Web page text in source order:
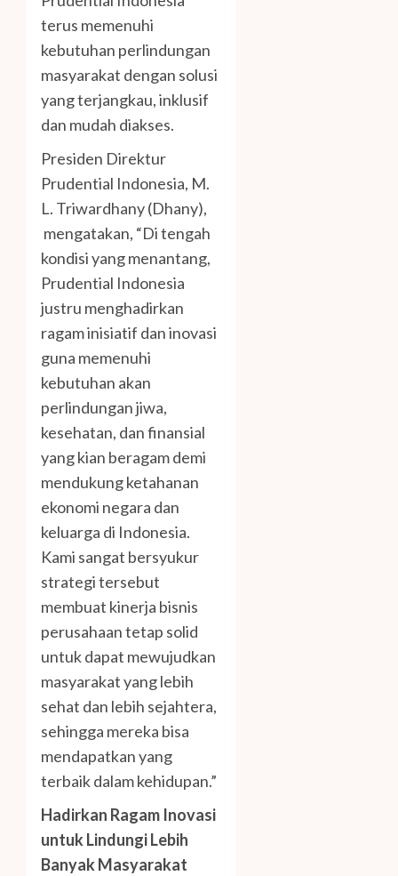
terus memenuhi
kebutuhan perlindungan
masyarakat dengan solusi
yang terjangkau, inklusif
dan mudah diakses.
Presiden Direktur
Prudential Indonesia, M.
L. Triwardhany (Dhany),
mengatakan, “Di tengah
kondisi yang menantang,
Prudential Indonesia
justru menghadirkan
ragam inisiatif dan inovasi
guna memenuhi
kebutuhan akan
perlindungan jiwa,
kesehatan, dan finansial
yang kian beragam demi
mendukung ketahanan
ekonomi negara dan
keluarga di Indonesia.
Kami sangat bersyukur
strategi tersebut
membuat kinerja bisnis
perusahaan tetap solid
untuk dapat mewujudkan
masyarakat yang lebih
sehat dan lebih sejahtera,
sehingga mereka bisa
mendapatkan yang
terbaik dalam kehidupan.”
Hadirkan Ragam Inovasi
untuk Lindungi Lebih
Banyak Masyarakat